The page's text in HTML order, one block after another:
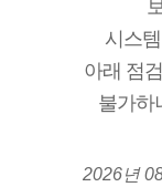
시스
아래 점
불가하
2026년